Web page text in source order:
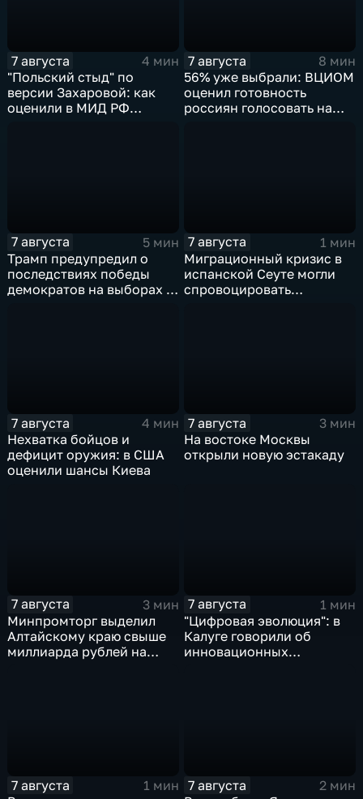
7 августа
4 мин
"Польский стыд" по
версии Захаровой: как
оценили в МИД РФ
7 августа
8 мин
56% уже выбрали: ВЦИОМ
оценил готовность
россиян голосовать на
7 августа
5 мин
Трамп предупредил о
последствиях победы
демократов на выборах в
7 августа
1 мин
Миграционный кризис в
испанской Сеуте могли
спровоцировать
7 августа
4 мин
Нехватка бойцов и
дефицит оружия: в США
оценили шансы Киева
7 августа
3 мин
На востоке Москвы
открыли новую эстакаду
7 августа
3 мин
Минпромторг выделил
Алтайскому краю свыше
миллиарда рублей на
7 августа
1 мин
"Цифровая эволюция": в
Калуге говорили об
инновационных
7 августа
1 мин
7 августа
2 мин